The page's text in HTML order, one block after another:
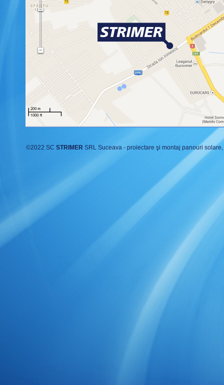
©2022 SC STRIMER SRL Suceava - proiectare şi montaj panouri solare,